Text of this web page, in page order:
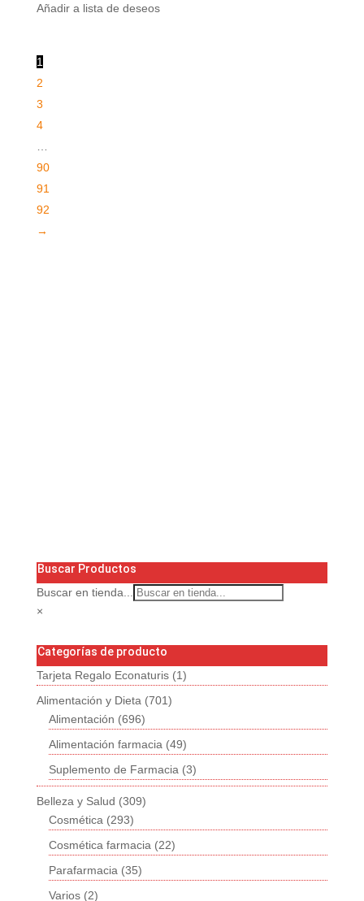
Añadir a lista de deseos
1
2
3
4
90
91
92
→
Buscar Productos
Buscar en tienda...
×
Categorías de producto
Tarjeta Regalo Econaturis (1)
Alimentación y Dieta (701)
Alimentación (696)
Alimentación farmacia (49)
Suplemento de Farmacia (3)
Belleza y Salud (309)
Cosmética (293)
Cosmética farmacia (22)
Parafarmacia (35)
Varios (2)